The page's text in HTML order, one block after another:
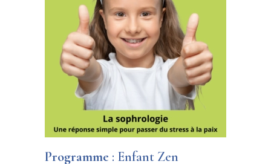
Programme : Enfant Zen